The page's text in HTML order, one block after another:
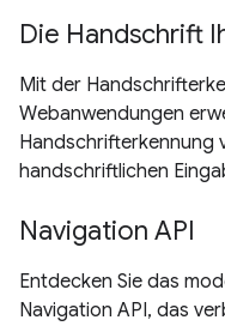
Die Handschrift
Mit der
Webanwendungen
Handschrifterkennung
handschriftlichen
Navigation API
Entdecken Sie das
Navigation API, das